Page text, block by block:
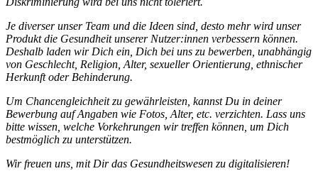
Je diverser unser Team und die Ideen sind, desto mehr wird unser
Produkt die Gesundheit unserer Nutzer:innen verbessern können.
Deshalb laden wir Dich ein, Dich bei uns zu bewerben, unabhängig
von Geschlecht, Religion, Alter, sexueller Orientierung, ethnischer
Herkunft oder Behinderung.
Um Chancengleichheit zu gewährleisten, kannst Du in deiner
Bewerbung auf Angaben wie Fotos, Alter, etc. verzichten. Lass uns
bitte wissen, welche Vorkehrungen wir treffen können, um Dich
bestmöglich zu unterstützen.
Wir freuen uns, mit Dir das Gesundheitswesen zu digitalisieren!